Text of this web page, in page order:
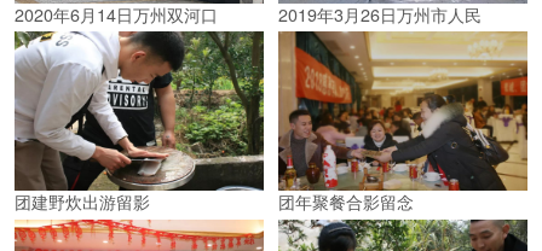
2020年6月14日万州双河口 2019年3月26日万州市人民
团建野炊出游留影 团年聚餐合影留念